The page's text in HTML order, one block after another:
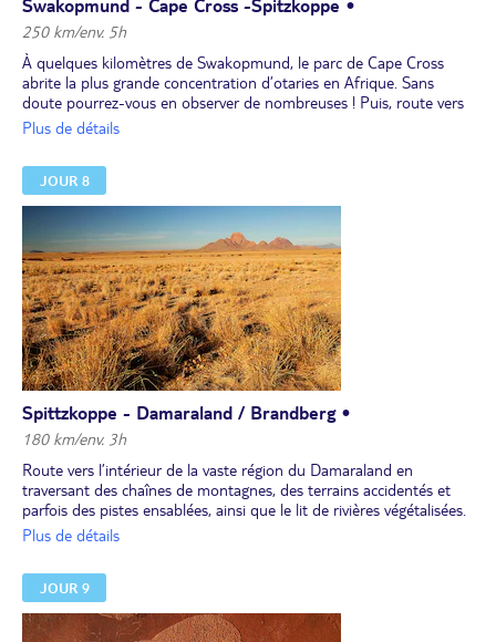
Swakopmund - Cape Cross -Spitzkoppe •
250 km/env. 5h
À quelques kilomètres de Swakopmund, le parc de Cape Cross
abrite la plus grande concentration d’otaries en Afrique. Sans
doute pourrez-vous en observer de nombreuses ! Puis, route vers
la magnifique région du Damaraland avec ses plateaux tabulaires
Déjeuner en cours de route.
Dans l’après-midi, installation de votre bivouac au pied des
montagnes de Spitzkoppe, puis découverte du rocher de
Spitzkoppe, l'une des attractions phares de la Namibie.
Dîner et nuit dans un campement.
Plus de détails
JOUR 8
Spittzkoppe - Damaraland / Brandberg •
180 km/env. 3h
Route vers l’intérieur de la vaste région du Damaraland en
traversant des chaînes de montagnes, des terrains accidentés et
parfois des pistes ensablées, ainsi que le lit de rivières végétalisées.
Déjeuner. Dans l’après-midi, randonnée de 2h jusqu’à la légendaire
quelque 45 000 peintures rupestres datant de la préhistoire.
Dîner et nuit dans un campement.
Plus de détails
JOUR 9